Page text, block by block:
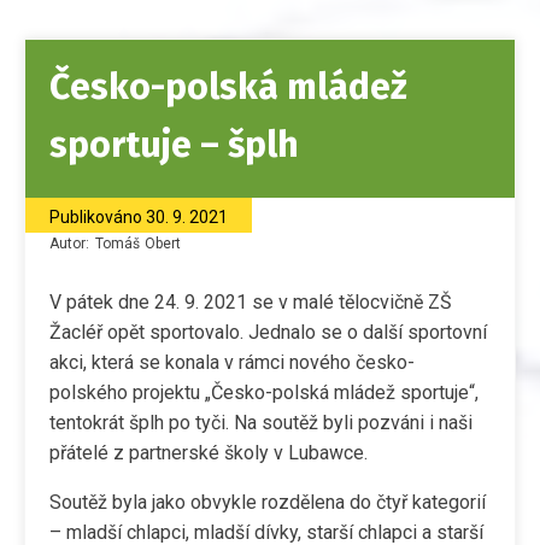
Česko-polská mládež
sportuje – šplh
Publikováno 30. 9. 2021
Autor: Tomáš Obert
V pátek dne 24. 9. 2021 se v malé tělocvičně ZŠ
Žacléř opět sportovalo. Jednalo se o další sportovní
akci, která se konala v rámci nového česko-
polského projektu „Česko-polská mládež sportuje“,
tentokrát šplh po tyči. Na soutěž byli pozváni i naši
přátelé z partnerské školy v Lubawce.
Soutěž byla jako obvykle rozdělena do čtyř kategorií
– mladší chlapci, mladší dívky, starší chlapci a starší